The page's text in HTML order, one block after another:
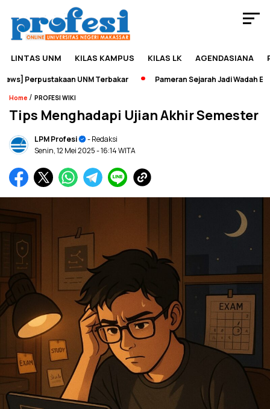
LINTAS UNM KILAS KAMPUS KILAS LK AGENDASIANA
Perpustakaan UNM Terbakar Pameran Sejarah Jadi Wadah
Home / PROFESI WIKI
Tips Menghadapi Ujian Akhir Semester
LPM Profesi
- Redaksi
Senin, 12 Mei 2025- 16:14 WITA